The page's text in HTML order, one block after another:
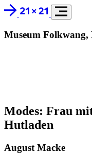
Museum Folkwang,
Modes: Frau
Hutladen
August Macke